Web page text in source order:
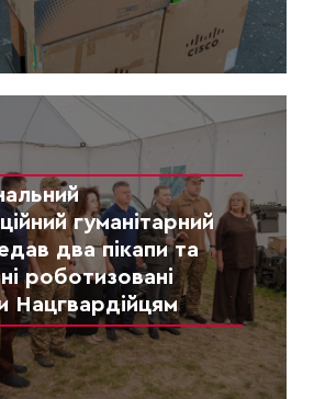
гуманітарний
два пікапи та
роботизовані
Нацгвардійцям